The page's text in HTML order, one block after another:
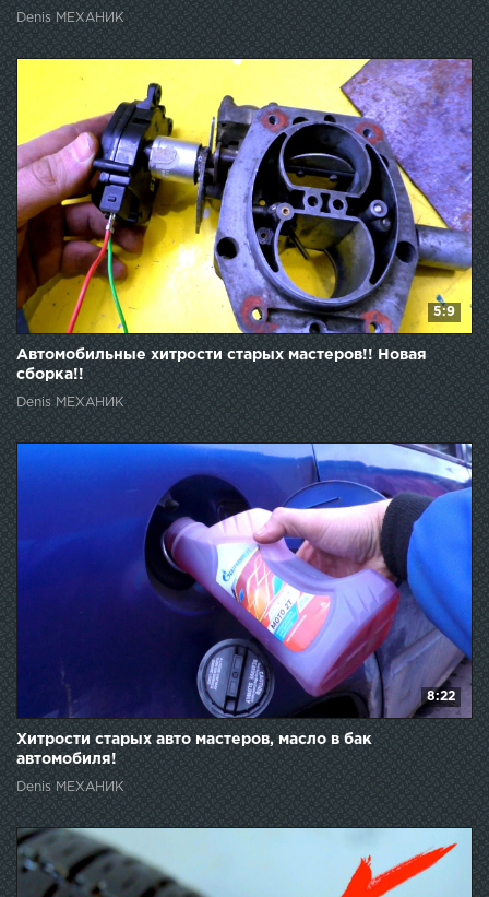
Denis МЕХАНИК
5:9
Автомобильные хитрости старых мастеров!! Новая
сборка!!
Denis МЕХАНИК
8:22
Хитрости старых авто мастеров, масло в бак
автомобиля!
Denis МЕХАНИК